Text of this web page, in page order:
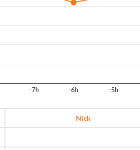
-7h -6h -5h
Nick